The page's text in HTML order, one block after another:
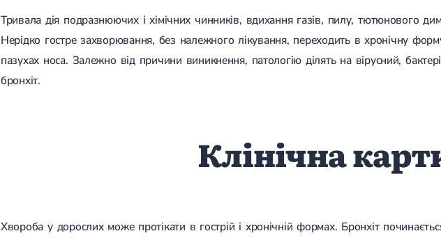
Тривала дія подразнюючих і хімічних чинників, вдихання газів, пилу, тютюнового
Нерідко гостре захворювання, без належного лікування, переходить в хронічну
пазухах носа. Залежно від причини виникнення, патологію ділять на вірусний,
бронхіт.
Клінічна
Хвороба у дорослих може протікати в гострій і хронічній формах. Бронхіт